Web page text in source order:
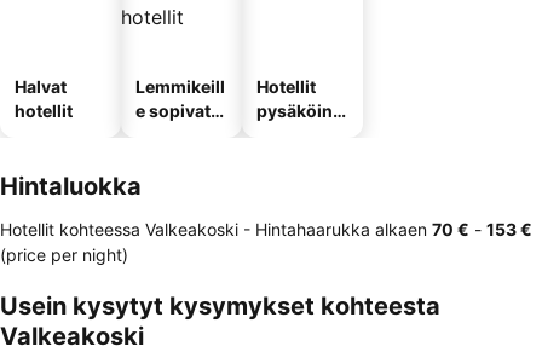
Halvat
hotellit
Lemmikeill
e sopivat
Hotellit
pysäköinni
Hintaluokka
Hotellit kohteessa Valkeakoski - Hintahaarukka alkaen ‎70 € - ‎153 €
(price per night)
Usein kysytyt kysymykset kohteesta
Valkeakoski